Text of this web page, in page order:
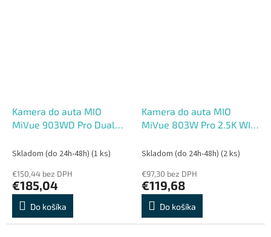
Kamera do auta MIO
MiVue 903WD Pro Dual
Starvis2 Smartbox
Skladom (do 24h-48h) (1 ks)
€150,44 bez DPH
€185,04
Do košíka
Kamera do auta MIO
MiVue 803W Pro 2.5K WIFI
Skladom (do 24h-48h) (2 ks)
€97,30 bez DPH
€119,68
Do košíka